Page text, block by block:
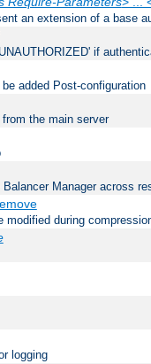
an extension of a base
if
added Post-configuration
the main server
Manager across
modified during
logging